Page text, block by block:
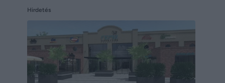
Hirdetés